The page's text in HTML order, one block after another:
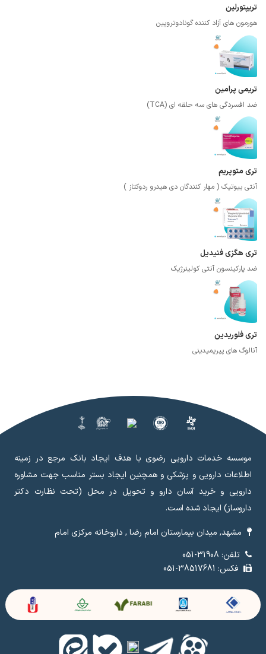
تریپتورلین
هورمون های آزاد کننده گونادوتروپین
تریمی پرامین
ضد افسردگی های سه حلقه ای (TCA)
تری متوپریم
آنتی بیوتیک ( مهار کنندگان دی هیدرو ردوکتاز )
تری هگزی فنیدیل
ضد پارکینسون آنتی کولینرژیک
تری فلوریدین
آنالوگ های پیریمیدینی
موسسه خدمات دارویی رضوی با هدف ایجاد بانک مرجع در زمینه
اطلاعات دارویی و پزشکی و همچنین ایجاد بستر مناسب جهت مشاوره
دارویی و خرید آسان دارو و تحویل در محل (تحت نظارت دکتر
داروساز) ایجاد شده است.
مشهد, میدان بیمارستان امام رضا , داروخانه مرکزی امام
تلفن: 31908-051
فکس: 38517681-051